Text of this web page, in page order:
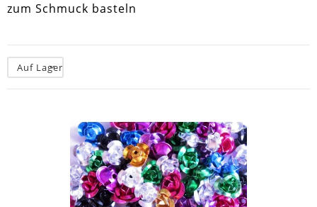
zum Schmuck basteln
Auf Lager